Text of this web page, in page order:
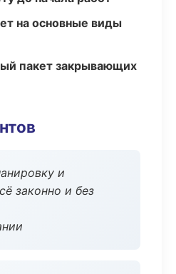
на основные виды
пакет закрывающих
и
законно и без